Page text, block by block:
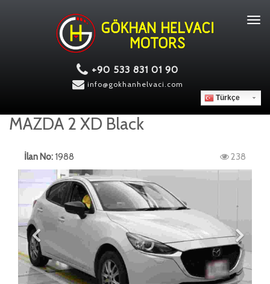
+90 533 831 01 90
info@gokhanhelvaci.com
Türkçe
MAZDA 2 XD Black
İlan No: 1988 238